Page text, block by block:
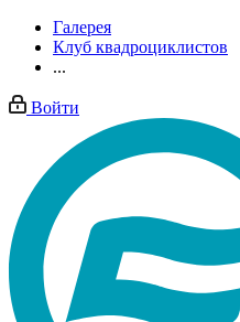
Галерея
Клуб квадроциклистов
...
Войти